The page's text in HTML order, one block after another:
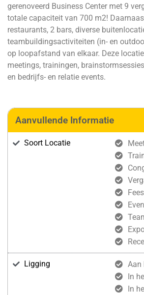
gerenoveerd Business Center met 9
totale capaciteit van 700 m2!
restaurants, 2 bars, diverse
teambuildingsactiviteiten (in- en
op loopafstand van elkaar. Deze
meetings, trainingen,
en bedrijfs- en relatie events.
Aanvullende Informatie
Soort Locatie
Ligging
Aan
In
In